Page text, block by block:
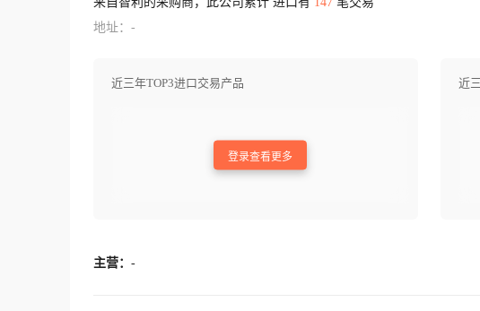
地址：-
近三年TOP3进口交易产品
登录查看更多
近
主营： -